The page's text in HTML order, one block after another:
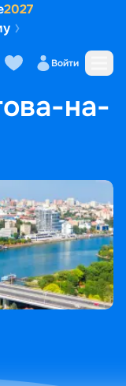
2027
Войти
на-